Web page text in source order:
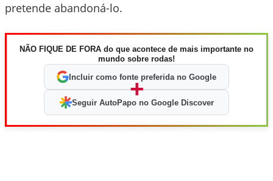
pretende abandoná-lo.
NÃO FIQUE DE FORA do que acontece de mais importante no
mundo sobre rodas!
Incluir como fonte preferida no Google
+
Seguir AutoPapo no Google Discover